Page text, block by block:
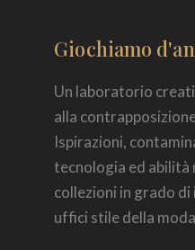
Giochiamo
Un laboratorio
alla
Ispirazioni,
tecnologia ed abilità
collezioni in grado
uffici stile della